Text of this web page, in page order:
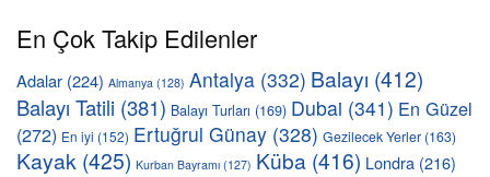
En Çok Takip Edilenler
Adalar (224) Almanya (128) Antalya (332) Balayı (412)
Balayı Tatili (381) Balayı Turları (169) Dubai (341) En Güzel
(272) En iyi (152) Ertuğrul Günay (328) Gezilecek Yerler (163)
Kayak (425) Kurban Bayramı (127) Küba (416) Londra (216)